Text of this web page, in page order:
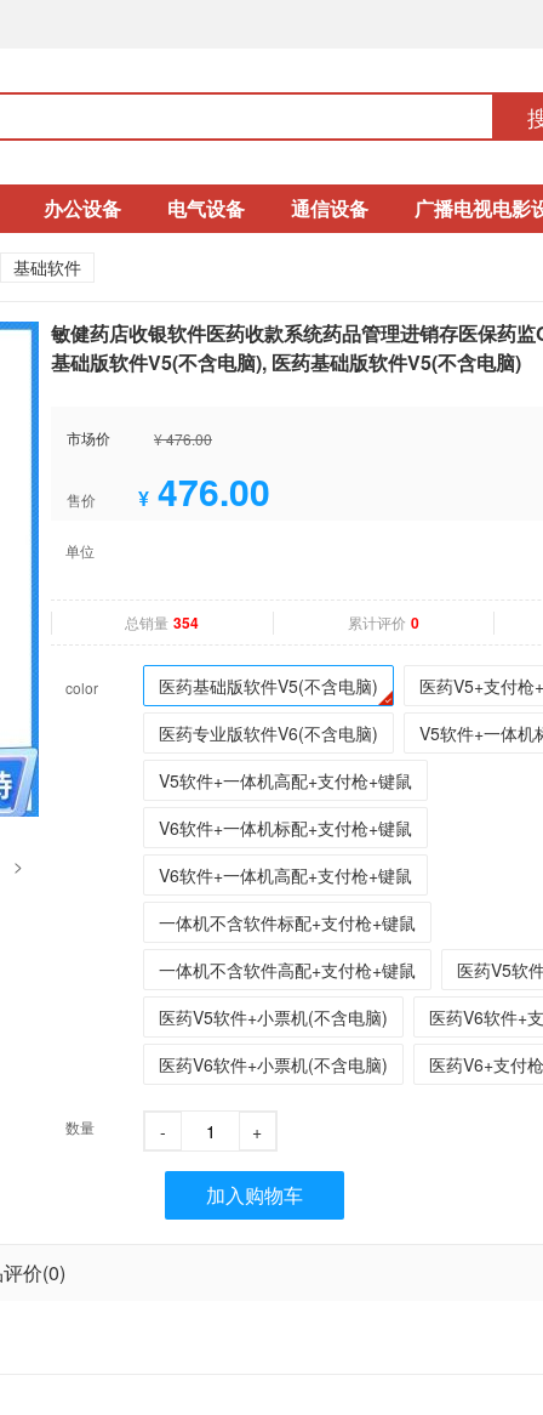
办公设备 电气设备 通信设备 广播电视电影
基础软件
>
敏健药店收银软件医药收款系统药品管理进销存医保药
基础版软件V5(不含电脑), 医药基础版软件V5(不含电脑)
市场价 ¥ 476.00
售价 ¥ 476.00
单位
总销量 354 累计评价 0
color 医药基础版软件V5(不含电脑)
医药V5+支付枪
医药专业版软件V6(不含电脑)
V5软件+一体机
V5软件+一体机高配+支付枪+键鼠
V6软件+一体机标配+支付枪+键鼠
V6软件+一体机高配+支付枪+键鼠
一体机不含软件标配+支付枪+键鼠
一体机不含软件高配+支付枪+键鼠
医药V5软
医药V5软件+小票机(不含电脑)
医药V6软件+
医药V6软件+小票机(不含电脑)
医药V6+支付
数量 - +
加入购物车
价(0)